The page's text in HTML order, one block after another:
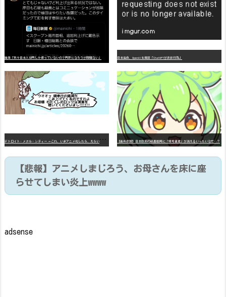
識者「我々日本人は円しか使っていないので円安になろうが問題ない」 日本生命、OpenAIを提訴「ChatGPTが非弁行為」
デ
トロイト・メタル・シティー ⇐これ、いまアニメ化したら、えらいことになってたよな？ 【高市悲報】日本政府の成長戦略に「暗号資産」が消えるいったいなぜ…？
【悲報】アニメしまじろう、お母さんを床に座
らせてしまい炎上wwww
adsense